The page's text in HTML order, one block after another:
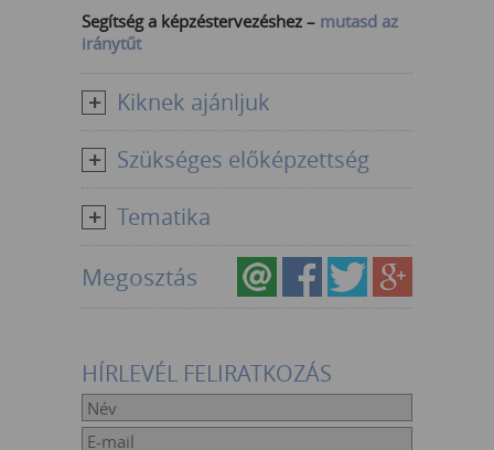
Segítség a képzéstervezéshez – mutasd az
iránytűt
Kiknek ajánljuk
Szükséges előképzettség
Tematika
Megosztás
HÍRLEVÉL FELIRATKOZÁS